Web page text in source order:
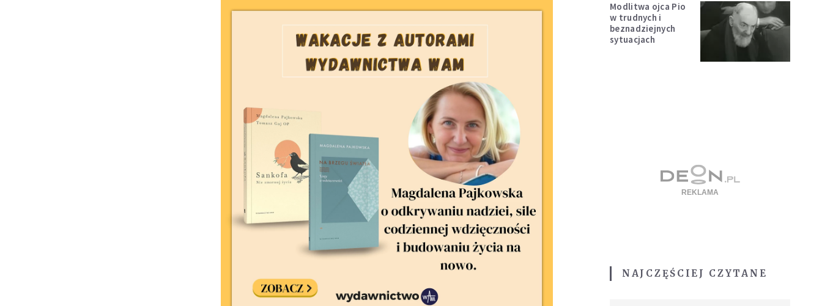
Modlitwa ojca Pio
w trudnych i
beznadziejnych
sytuacjach
NAJCZĘŚCIEJ CZYTANE